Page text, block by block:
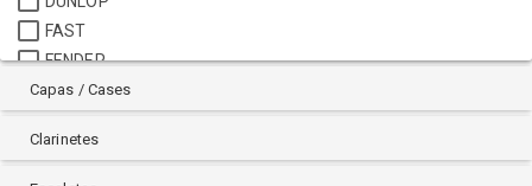
FAST
FENDER
FIBRACELL
FREESAX
HERCO
Capas / Cases
Clarinetes